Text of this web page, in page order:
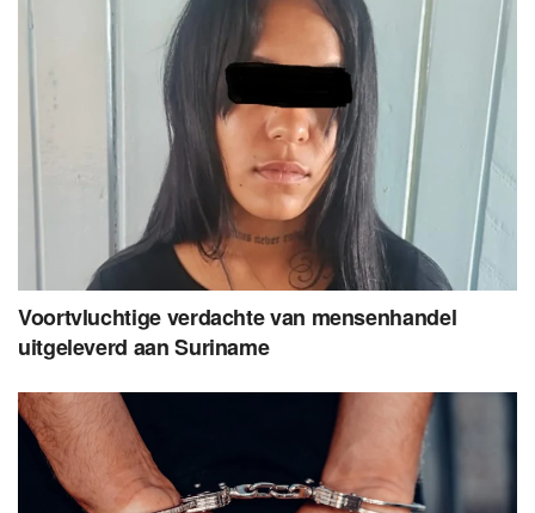
Voortvluchtige verdachte van mensenhandel
uitgeleverd aan Suriname